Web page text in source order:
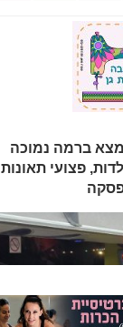
ברמה נמוכה
פצועי תאונות